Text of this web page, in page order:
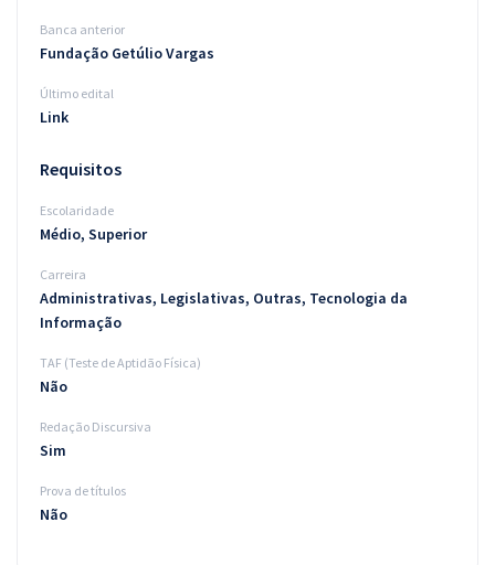
Atendimento
Banca anterior
Fundação Getúlio Vargas
Último edital
Link
Requisitos
Escolaridade
Médio, Superior
Carreira
Administrativas, Legislativas, Outras, Tecnologia da
Informação
TAF (Teste de Aptidão Física)
Não
Redação Discursiva
Sim
Prova de títulos
Não